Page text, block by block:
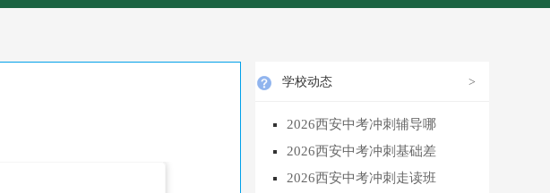
学校动态 >
2026西安中考冲刺辅导哪
2026西安中考冲刺基础差
2026西安中考冲刺走读班